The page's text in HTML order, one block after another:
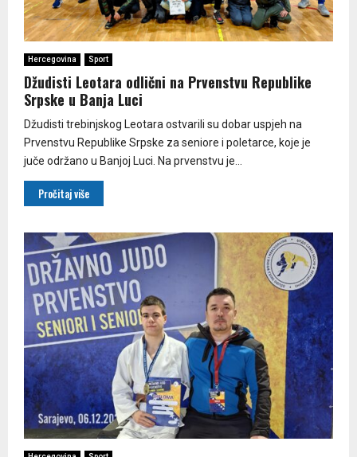
Hercegovina Sport
Džudisti Leotara odlični na Prvenstvu Republike
Srpske u Banja Luci
Džudisti trebinjskog Leotara ostvarili su dobar uspjeh na
Prvenstvu Republike Srpske za seniore i poletarce, koje je
juče održano u Banjoj Luci. Na prvenstvu je...
Pročitaj više